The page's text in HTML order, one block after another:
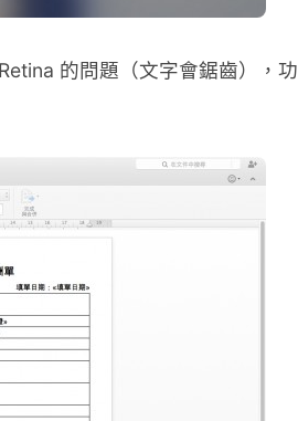
的問題（文字會鋸齒），功